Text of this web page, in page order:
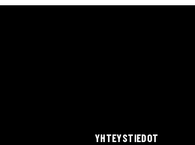
YHTEYSTIEDOT